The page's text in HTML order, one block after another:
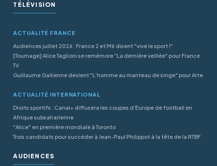
TÉLÉVISION
ACTUALITÉ FRANCE
Audiences juillet 2026 : France 2 et M6 disent "vive le sport !"
[Tournage] Alice Taglioni se remémore "La dernière veillée" pour France
TV
Guillaume Gallienne devient "L’homme au manteau de singe" pour Arte
ACTUALITÉ INTERNATIONAL
Droits sportifs : Canal+ diffusera les coupes d’Europe de football en
Afrique subsaharienne
"Alice" en première mondiale à Toronto
Trois candidats pour succéder à Jean-Paul Philippot à la tête de la RTBF
AUDIENCES